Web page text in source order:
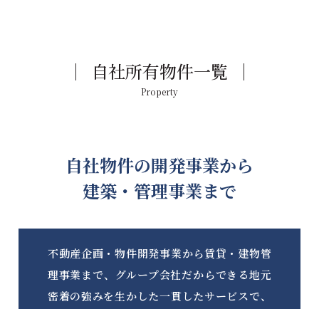
自社所有物件一覧
Property
自社物件の開発事業から
建築・管理事業まで
不動産企画・物件開発事業から賃貸・建物管
理事業まで、グループ会社だからできる地元
密着の強みを生かした一貫したサービスで、